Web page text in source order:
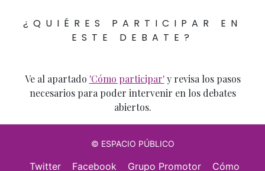
¿QUIÉRES PARTICIPAR EN
ESTE DEBATE?
Ve al apartado 'Cómo participar'y revisa los pasos
necesarios para poder intervenir en los debates
abiertos.
© ESPACIO PÚBLICO
Twitter Facebook Grupo Promotor Cómo